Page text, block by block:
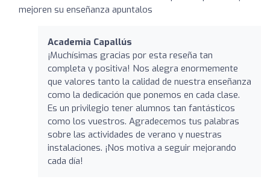
mejoren su enseñanza apuntalos
Academia Capallús
¡Muchísimas gracias por esta reseña tan
completa y positiva! Nos alegra enormemente
que valores tanto la calidad de nuestra enseñanza
como la dedicación que ponemos en cada clase.
Es un privilegio tener alumnos tan fantásticos
como los vuestros. Agradecemos tus palabras
sobre las actividades de verano y nuestras
instalaciones. ¡Nos motiva a seguir mejorando
cada día!